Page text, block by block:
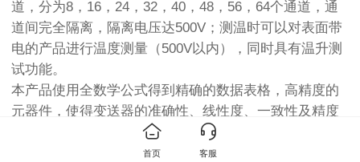
道，分为8，16，24，32，40，48，56，64个通道，通
道间完全隔离，隔离电压达500V；测温时可以对表面带
电的产品进行温度测量（500V以内），同时具有温升测
试功能。
本产品使用全数学公式得到精确的数据表格，高精度的
元器件，使得变送器的准确性、线性度、一致性及精度
得到保证，温飘小，抗电磁干扰强；从而提高了整个系
首页 客服